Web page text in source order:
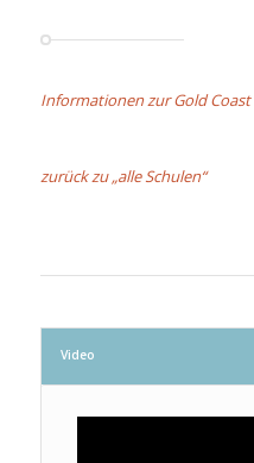
Informationen zur Gold Coast
zurück zu „alle Schulen“
Video